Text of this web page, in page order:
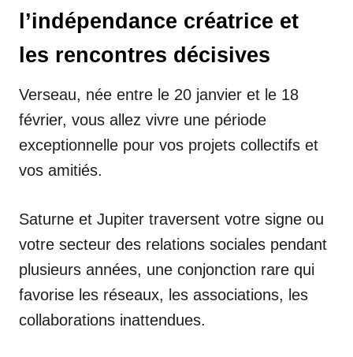
l’indépendance créatrice et
les rencontres décisives
Verseau, née entre le 20 janvier et le 18
février, vous allez vivre une période
exceptionnelle pour vos projets collectifs et
vos amitiés.
Saturne et Jupiter traversent votre signe ou
votre secteur des relations sociales pendant
plusieurs années, une conjonction rare qui
favorise les réseaux, les associations, les
collaborations inattendues.